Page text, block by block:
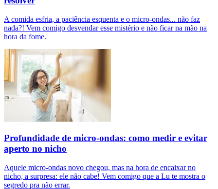
A comida esfria, a paciência esquenta e o micro-ondas... não faz
nada?! Vem comigo desvendar esse mistério e não ficar na mão na
hora da fome.
Profundidade de micro-ondas: como medir e evitar
aperto no nicho
Aquele micro-ondas novo chegou, mas na hora de encaixar no
nicho, a surpresa: ele não cabe! Vem comigo que a Lu te mostra o
segredo pra não errar.